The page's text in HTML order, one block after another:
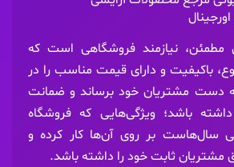
مطمئن، نیازمند فروشگاهی است که
باکیفیت و دارای قیمت مناسب را در
دست مشتریان خود برساند و ضمانت
باشد؛ ویژگی‌هایی که فروشگاه
سال‌هاست بر روی آن‌ها کار کرده و
مشتریان ثابت خود را داشته باشد.